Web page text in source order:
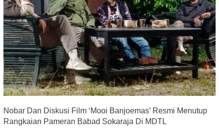
Nobar Dan Diskusi Film ‘Mooi Banjoemas’ Resmi Menutup
Rangkaian Pameran Babad Sokaraja Di MDTL